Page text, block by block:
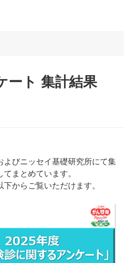
ート 集計結果
よびニッセイ基礎研究所にて集
まとめています。
からご覧いただけます。